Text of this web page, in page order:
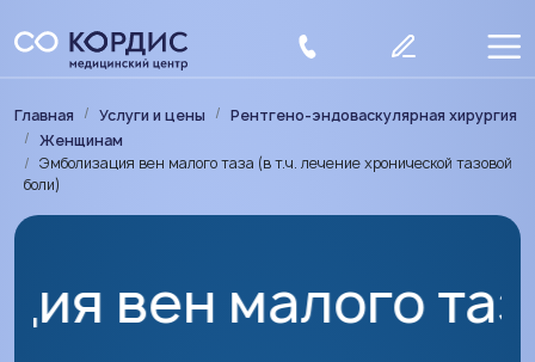
Строка навигации
Главная Услуги и цены
Рентгено-эндоваскулярная хирургия
Женщинам
Эмболизация вен малого таза (в т.ч. лечение хронической тазовой
боли)
таза (в т.ч.